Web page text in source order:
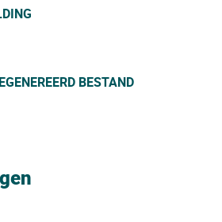
BESTAND